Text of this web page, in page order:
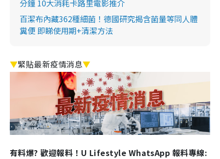
分鐘 10大消耗卡路里電影推介
百潔布內藏362種細菌！德國研究揭含菌量等同人體
糞便 即睇使用期+清潔方法
▼緊貼最新疫情消息▼
有料爆? 歡迎報料！U Lifestyle WhatsApp 報料專線: